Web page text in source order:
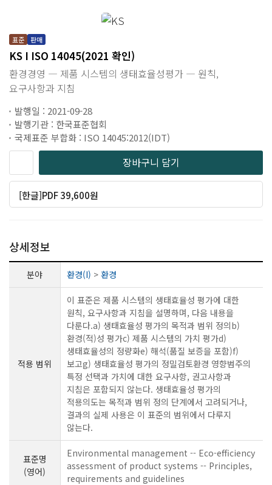
표준 판매
KS I ISO 14045(2021 확인)
환경경영 ― 제품 시스템의 생태효율성평가 ― 원칙,
요구사항과 지침
발행일 : 2021-09-28
발행기관 : 한국표준협회
국제표준 부합화 : ISO 14045:2012(IDT)
장바구니 담기
[한글]PDF 39,600원
상세정보
분야 환경(I) > 환경
적용 범위
이 표준은 제품 시스템의 생태효율성 평가에 대한
원칙, 요구사항과 지침을 설명하며, 다음 내용을
다룬다.a) 생태효율성 평가의 목적과 범위 정의b)
환경(적)성 평가c) 제품 시스템의 가치 평가d)
생태효율성의 정량화e) 해석(품질 보증을 포함)f)
보고g) 생태효율성 평가의 정밀검토환경 영향범주의
특정 선택과 가치에 대한 요구사항, 권고사항과
지침은 포함되지 않는다. 생태효율성 평가의
적용의도는 목적과 범위 정의 단계에서 고려되거나,
결과의 실제 사용은 이 표준의 범위에서 다루지
않는다.
표준명
(영어)
Environmental management -- Eco-efficiency
assessment of product systems -- Principles,
requirements and guidelines